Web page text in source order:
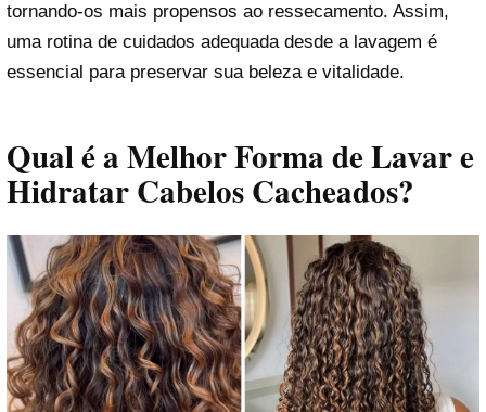
tornando-os mais propensos ao ressecamento. Assim,
uma rotina de cuidados adequada desde a lavagem é
essencial para preservar sua beleza e vitalidade.
Qual é a Melhor Forma de Lavar e
Hidratar Cabelos Cacheados?